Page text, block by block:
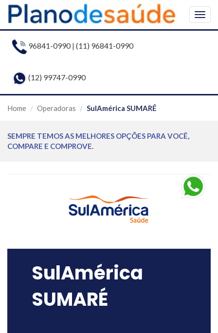
96841-0990| (11) 96841-0990
(12) 99747-0990
Home Operadoras SulAmérica SUMARÉ
SEMPRE TEMOS AS MELHORES OPÇÕES PARA VOCÊ,
COMPARE E COMPROVE.
SulAmérica
SUMARÉ